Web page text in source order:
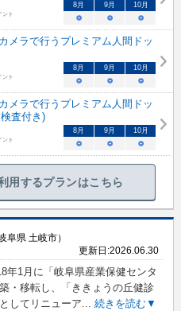
ント
8月 9月 10月
○ ○ ○
メラで行うプレミアム人間ドッ
ント
8月 9月 10月
○ ○ ○
メラで行うプレミアム人間ドッ
査付き)
ント
8月 9月 10月
○ ○ ○
用するプランはこちら
岐阜県 土岐市）
更新日:2026.06.30
年1月に「岐阜県産業保健センタ
・移転し、「ききょうの丘健診
してリニューア
続きを読む▼